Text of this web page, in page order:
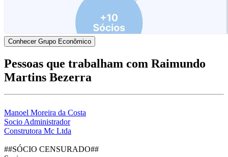
Conhecer Grupo Econômico
Pessoas que trabalham com Raimundo
Martins Bezerra
Manoel Moreira da Costa
Socio Administrador
Construtora Mc Ltda
##SÓCIO CENSURADO##